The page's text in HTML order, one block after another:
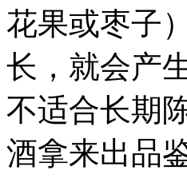
花果或枣子
长，就会产
不适合长期
酒拿来出品